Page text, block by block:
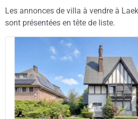
Les annonces de villa à vendre à
sont présentées en tête de liste.